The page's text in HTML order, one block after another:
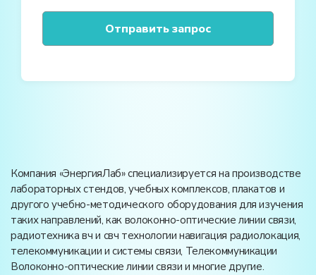
Компания «ЭнергияЛаб» специализируется на производстве
лабораторных стендов, учебных комплексов, плакатов и
другого учебно-методического оборудования для изучения
таких направлений, как волоконно-оптические линии связи,
радиотехника вч и свч технологии навигация радиолокация,
телекоммуникации и системы связи, Телекоммуникации
Волоконно-оптические линии связи и многие другие.